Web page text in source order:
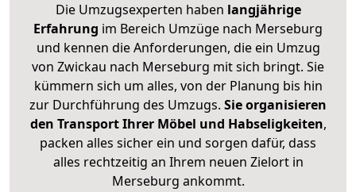
Die Umzugsexperten haben langjährige
Erfahrung im Bereich Umzüge nach Merseburg
und kennen die Anforderungen, die ein Umzug
von Zwickau nach Merseburg mit sich bringt. Sie
kümmern sich um alles, von der Planung bis hin
zur Durchführung des Umzugs. Sie organisieren
den Transport Ihrer Möbel und Habseligkeiten,
packen alles sicher ein und sorgen dafür, dass
alles rechtzeitig an Ihrem neuen Zielort in
Merseburg ankommt.